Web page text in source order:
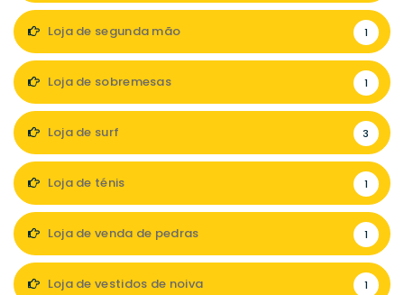
Loja de segunda mão 1
Loja de sobremesas 1
Loja de surf 3
Loja de ténis 1
Loja de venda de pedras 1
Loja de vestidos de noiva 1